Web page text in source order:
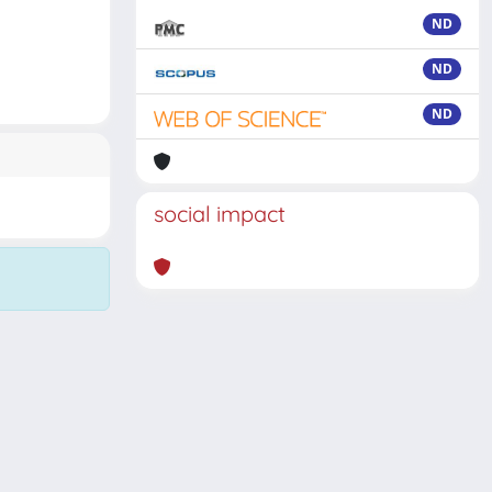
ND
ND
ND
social impact